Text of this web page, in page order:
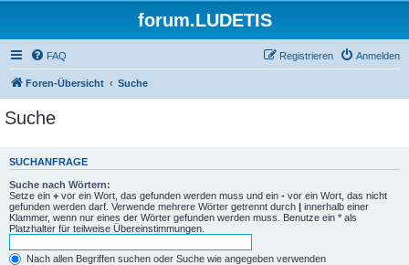
forum.LUDETIS
FAQ Anmelden
Registrieren
Foren-Übersicht Suche
Suche
SUCHANFRAGE
Suche nach Wörtern:
Setze ein + vor ein Wort, das gefunden werden muss und ein - vor ein Wort, das nicht
gefunden werden darf. Verwende mehrere Wörter getrennt durch | innerhalb einer
Klammer, wenn nur eines der Wörter gefunden werden muss. Benutze ein * als
Platzhalter für teilweise Übereinstimmungen.
Nach allen Begriffen suchen oder Suche wie angegeben verwenden